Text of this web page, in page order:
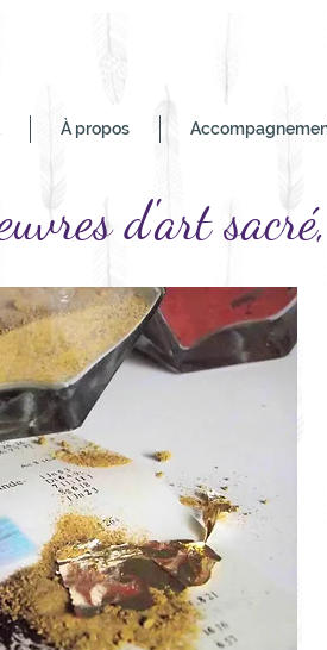
À propos
d'art